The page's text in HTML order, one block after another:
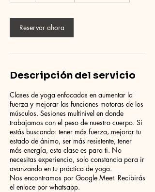
Reservar ahora
Descripción del servicio
Clases de yoga enfocadas en aumentar la
fuerza y mejorar las funciones motoras de los
músculos. Sesiones multinivel en donde
trabajamos con el peso de nuestro cuerpo. Si
estás buscando: tener más fuerza, mejorar tu
estado de ánimo, ser más resistente, tener
más energía, esta clase es para ti. No
necesitas experiencia, solo constancia para ir
avanzando en tu práctica de yoga.
Nos encontramos por Google Meet. Recibirás
el enlace por whatsapp.